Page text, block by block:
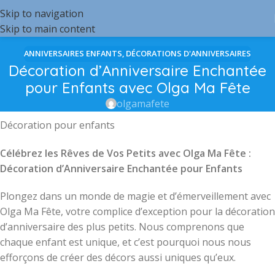
Skip to navigation
Skip to main content
ANNIVERSAIRES ENFANTS, DÉCORATIONS D'ANNIVERSAIRES
Décoration d’Anniversaire Enchantée
pour Enfants avec Olga Ma Fête
olgamafete
Décoration pour enfants
Célébrez les Rêves de Vos Petits avec Olga Ma Fête :
Décoration d’Anniversaire Enchantée pour Enfants
Plongez dans un monde de magie et d’émerveillement avec
Olga Ma Fête, votre complice d’exception pour la décoration
d’anniversaire des plus petits. Nous comprenons que
chaque enfant est unique, et c’est pourquoi nous nous
efforçons de créer des décors aussi uniques qu’eux.